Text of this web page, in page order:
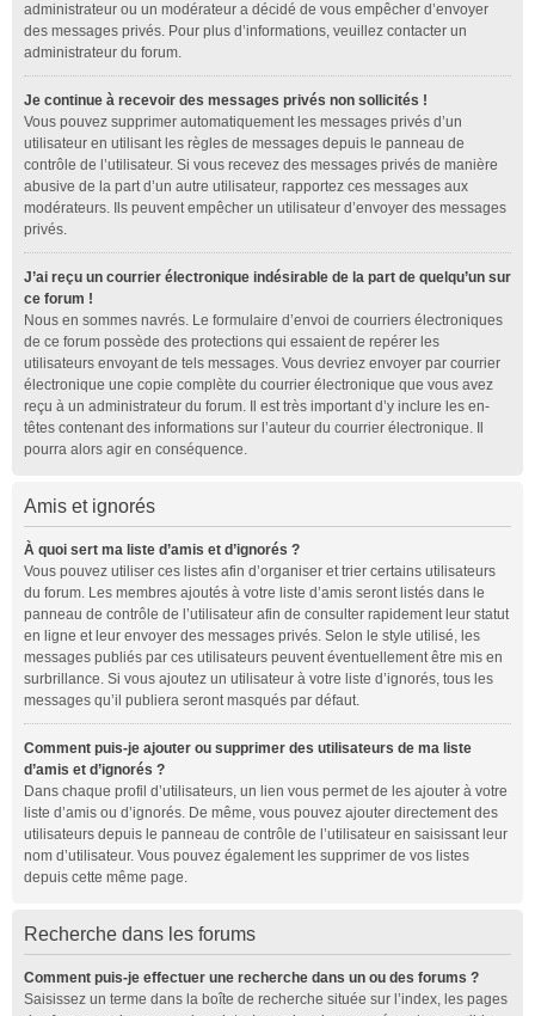
administrateur ou un modérateur a décidé de vous empêcher d’envoyer
des messages privés. Pour plus d’informations, veuillez contacter un
administrateur du forum.
Je continue à recevoir des messages privés non sollicités !
Vous pouvez supprimer automatiquement les messages privés d’un
utilisateur en utilisant les règles de messages depuis le panneau de
contrôle de l’utilisateur. Si vous recevez des messages privés de manière
abusive de la part d’un autre utilisateur, rapportez ces messages aux
modérateurs. Ils peuvent empêcher un utilisateur d’envoyer des messages
privés.
J’ai reçu un courrier électronique indésirable de la part de quelqu’un sur
ce forum !
Nous en sommes navrés. Le formulaire d’envoi de courriers électroniques
de ce forum possède des protections qui essaient de repérer les
utilisateurs envoyant de tels messages. Vous devriez envoyer par courrier
électronique une copie complète du courrier électronique que vous avez
reçu à un administrateur du forum. Il est très important d’y inclure les en-
têtes contenant des informations sur l’auteur du courrier électronique. Il
pourra alors agir en conséquence.
Amis et ignorés
À quoi sert ma liste d’amis et d’ignorés ?
Vous pouvez utiliser ces listes afin d’organiser et trier certains utilisateurs
du forum. Les membres ajoutés à votre liste d’amis seront listés dans le
panneau de contrôle de l’utilisateur afin de consulter rapidement leur statut
en ligne et leur envoyer des messages privés. Selon le style utilisé, les
messages publiés par ces utilisateurs peuvent éventuellement être mis en
surbrillance. Si vous ajoutez un utilisateur à votre liste d’ignorés, tous les
messages qu’il publiera seront masqués par défaut.
Comment puis-je ajouter ou supprimer des utilisateurs de ma liste
d’amis et d’ignorés ?
Dans chaque profil d’utilisateurs, un lien vous permet de les ajouter à votre
liste d’amis ou d’ignorés. De même, vous pouvez ajouter directement des
utilisateurs depuis le panneau de contrôle de l’utilisateur en saisissant leur
nom d’utilisateur. Vous pouvez également les supprimer de vos listes
depuis cette même page.
Recherche dans les forums
Comment puis-je effectuer une recherche dans un ou des forums ?
Saisissez un terme dans la boîte de recherche située sur l’index, les pages